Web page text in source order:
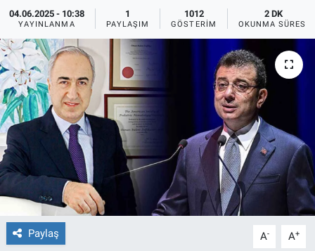
04.06.2025 - 10:38
YAYINLANMA
1
PAYLAŞIM
1012
GÖSTERIM
2 DK
OKUNMA SÜRESI
Paylaş A- A+
Eğitim
Eğlence
Ekonomi
Forum
Gerçeğin İzinde
Gün Başlıyor
Gün Bitiyor